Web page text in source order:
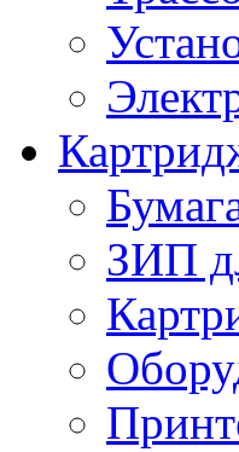
ЗИП